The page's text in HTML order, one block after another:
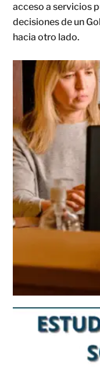
acceso a servicios
decisiones de un
hacia otro lado.